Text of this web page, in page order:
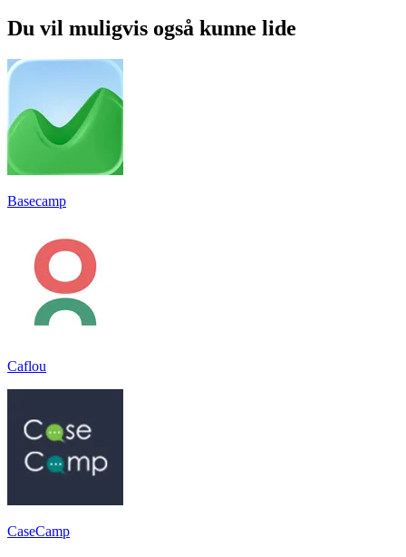
Du vil muligvis også kunne lide
Basecamp
Caflou
CaseCamp